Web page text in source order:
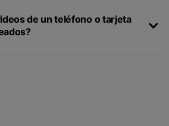
de un teléfono o tarjeta